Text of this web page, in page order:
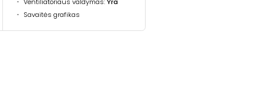
Savaitės grafikas